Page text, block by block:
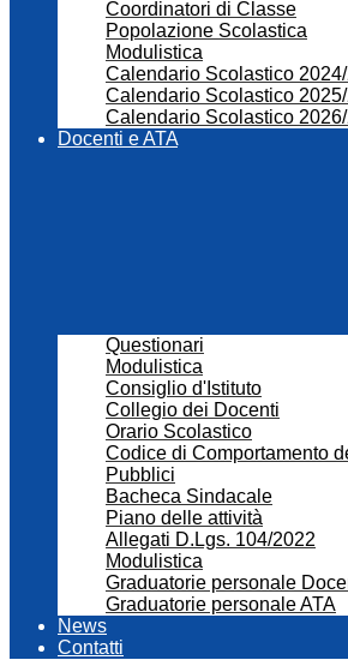
Coordinatori di Classe
Popolazione Scolastica
Modulistica
Calendario Scolastico
Calendario Scolastico
Calendario Scolastico
Docenti e ATA
Questionari
Modulistica
Consiglio d'Istituto
Collegio dei Docenti
Orario Scolastico
Codice di Comportamento
Pubblici
Bacheca Sindacale
Piano delle attività
Allegati D.Lgs. 104/2022
Modulistica
Graduatorie personale
Graduatorie personale ATA
News
Contatti